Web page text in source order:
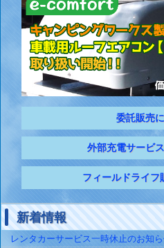
委託販売
外部充電サービ
フィールドライフ
新着情報
レンタカーサービス一時休止のお知